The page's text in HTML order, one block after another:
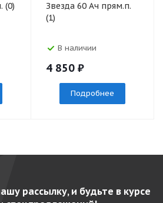
(0)
Звезда 60 Ач прям.п.
(1)
В наличии
4 850 ₽
Подробнее
рассылку, и будьте в курсе